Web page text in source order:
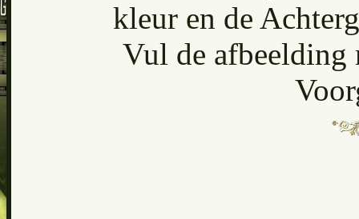
kleur en de
Vul de afbeelding